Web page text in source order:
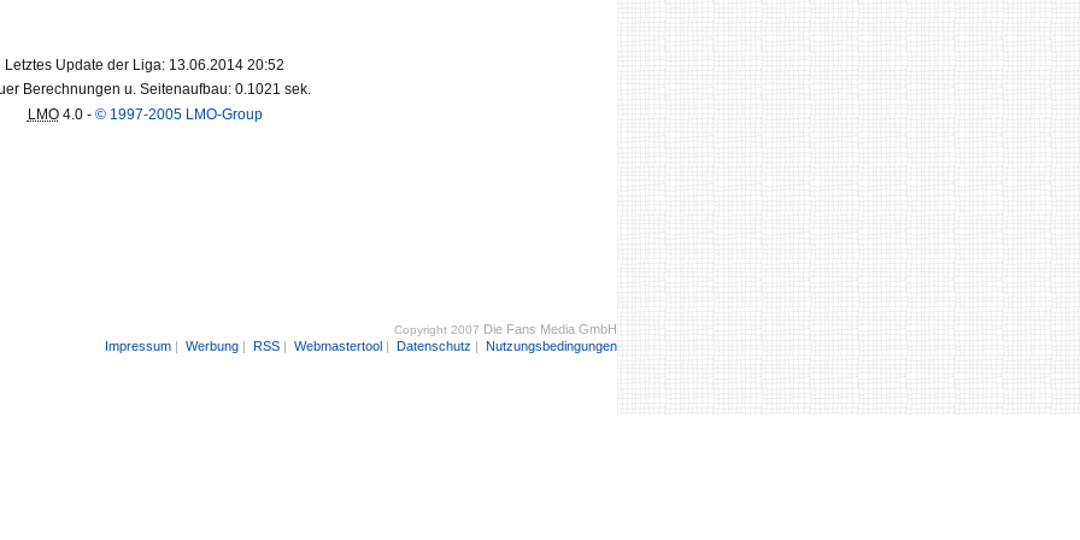
Letztes Update der Liga: 13.06.2014 20:52
Berechnungen u. Seitenaufbau: 0.1021 sek.
LMO4.0 - © 1997-2005 LMO-Group
Copyright 2007 Die Fans Media GmbH
Impressum | Werbung | RSS | Webmastertool | Datenschutz | Nutzungsbedingungen